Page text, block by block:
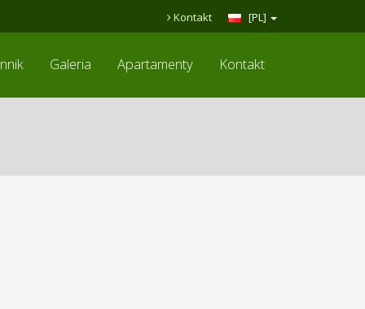
[PL]
Kontakt
Galeria Apartamenty Kontakt